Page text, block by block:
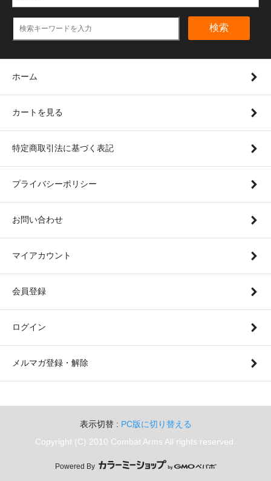
検索
ホーム
カートを見る
特定商取引法に基づく表記
プライバシーポリシー
お問い合わせ
マイアカウント
会員登録
ログイン
メルマガ登録・解除
表示切替 : PC版に切り替える
Copyright (C) 2010 Combat Arms All rights reserved.
Powered By